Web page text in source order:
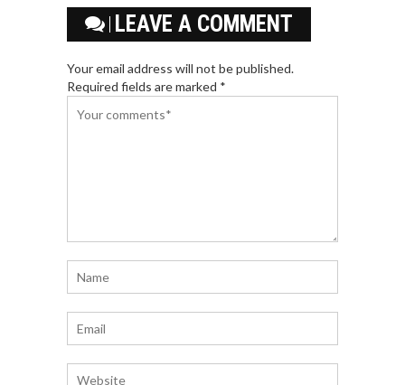
LEAVE A COMMENT
Your email address will not be published.
Required fields are marked *